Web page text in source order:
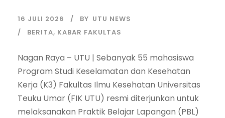
16 JULI 2026 BY UTU NEWS
BERITA, KABAR FAKULTAS
Nagan Raya – UTU | Sebanyak 55 mahasiswa
Program Studi Keselamatan dan Kesehatan
Kerja (K3) Fakultas Ilmu Kesehatan Universitas
Teuku Umar (FIK UTU) resmi diterjunkan untuk
melaksanakan Praktik Belajar Lapangan (PBL)